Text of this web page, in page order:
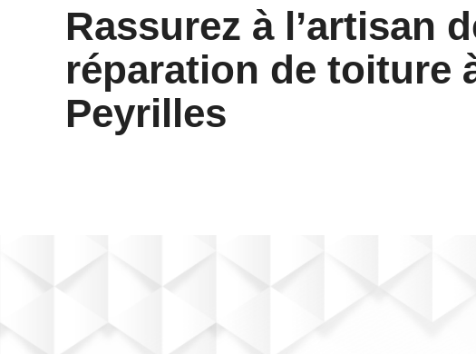
Rassurez à l’artisan
réparation de toiture
Peyrilles